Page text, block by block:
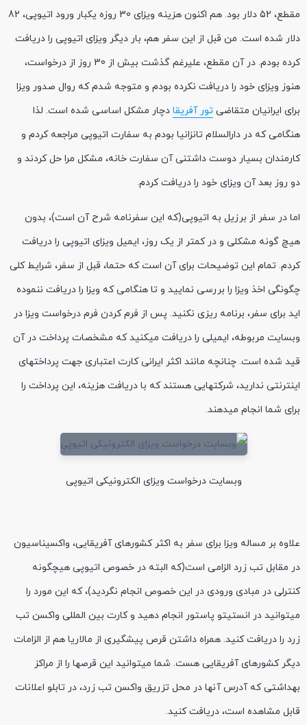
مقطع، 52 دلار بود. هم اکنون هزینه ویزای 30 روزه یکبار ورود اتیوپی، 82
دلار شده است. من قبل از این سفر هم، بار دیگر ویزای اتیوپی را دریافت
کرده بودم. در آن مقطع، علیرغم گذشت بیش از 30 روز از درخواست،
هنوز ویزای خود را دریافت نکرده بودم و متوجه شدم که روال صدور ویزا
برای ایرانیان متقاضی تور آفریقا دچار مشکل اساسی شده است. لذا
هنگامی که در دارالسلام تانزانیا بودم به سفارت اتیوپی مراجعه کردم و
کارمندان بسیار دوست داشتنی آن سفارت خانه، مشکل مرا حل کردند و
دو روز بعد آن ویزای خود را دریافت کردم.
اما در سفر از برزیل به اتیوپی(که این سفرنامه شرح آن است)، بدون
هیچ گونه مشکلی و در کمتر از یک روز، ایمیل ویزای اتیوپی را دریافت
کردم. تمام این توضیحات برای آن است که حتما، قبل از سفر، شرایط کلی
چگونگی اخذ ویزا را بررسی نمایید و تا هنگامی که ویزا را دریافت ننموده
اید برای سفر، برنامه ریزی نکنید. پس از فرم کردن فرم درخواست ویزا در
وبسایت مربوطه، ایمیلی را دریافت میکنید که مشخصات پرداخت در آن
قید شده است. چنانچه مانند اکثر ایرانی کارت اعتباری جهت پرداختهای
اینترنتی ندارید، شرکتهایی هستند که با دریافت هزینه، این پرداخت را
برای شما انجام میدهند.
وبسایت درخواست ویزای الکترونیکی اتیوپی
علاوه بر مساله ویزا برای سفر به اکثر کشورهای آفریقایی، واکسیناسیون
در مقابل تب زرد الزامی است(که البته در خصوص اتیوپی هیچگونه
کنترلی در مبادی ورودی در این خصوص انجام نگردید)، که این مورد را
میتوانید در انستیتو پاستور انجام دهید و کارت بین المللی واکسن تب
زرد را دریافت کنید. همراه داشتن قرص پیشگیری از مالاریا هم از الزامات
دیگر کشورهای آفریقایی هست. شما میتوانید این قرصها را از مراکز
بهداشتی که آدرس آنها در محل تزریق واکسن تب زرد، در تابلو اعلانات
قابل مشاهده است، دریافت کنید.